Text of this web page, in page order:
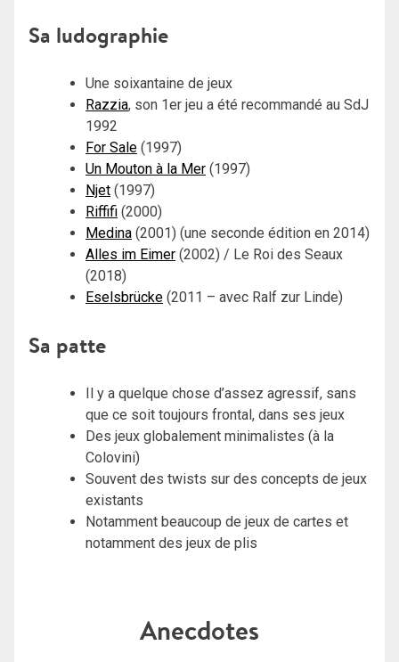
Sa ludographie
Une soixantaine de jeux
Razzia, son 1er jeu a été recommandé au SdJ
1992
For Sale (1997)
Un Mouton à la Mer (1997)
Njet (1997)
Riffifi (2000)
Medina (2001) (une seconde édition en 2014)
Alles im Eimer (2002) / Le Roi des Seaux
(2018)
Eselsbrücke (2011 – avec Ralf zur Linde)
Sa patte
Il y a quelque chose d’assez agressif, sans
que ce soit toujours frontal, dans ses jeux
Des jeux globalement minimalistes (à la
Colovini)
Souvent des twists sur des concepts de jeux
existants
Notamment beaucoup de jeux de cartes et
notamment des jeux de plis
Anecdotes